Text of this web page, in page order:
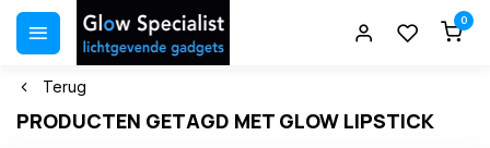
0
Terug
PRODUCTEN GETAGD MET GLOW LIPSTICK